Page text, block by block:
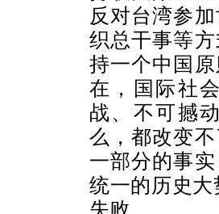
反对台湾参
织总干事等
持一个中国
在，国际社
战、不可撼
么，都改变
一部分的事
统一的历史大
失败。